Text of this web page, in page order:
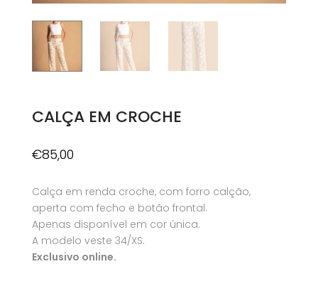
CALÇA EM CROCHE
€85,00
Calça em renda croche, com forro calção,
aperta com fecho e botão frontal.
Apenas disponível em cor única.
A modelo veste 34/XS.
Exclusivo online.